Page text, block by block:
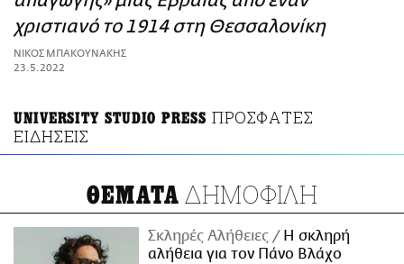
ΑΜΠΑ
PRINT
χριστιανό το 1914 στη Θεσσαλονίκη
ΝΙΚΟΣ ΜΠΑΚΟΥΝΑΚΗΣ
23.5.2022
UNIVERSITY STUDIO PRESS ΠΡΟΣΦΑΤΕΣ
ΕΙΔΗΣΕΙΣ
ΘΕΜΑΤΑ ΔΗΜΟΦΙΛΗ
Σκληρές Αλήθειες
H σκληρή
αλήθεια για τον Πάνο Βλάχο